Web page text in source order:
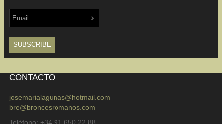
CONTACTO
josemarialagunas@hotmail.com
bre@broncesromanos.com
Teléfono: +34 91 650 22 88